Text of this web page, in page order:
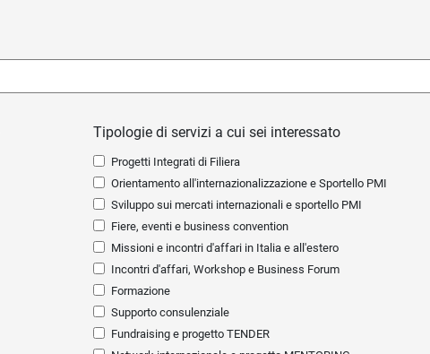
Tipologie di servizi a cui sei interessato
Progetti Integrati di Filiera
Orientamento all'internazionalizzazione e Sportello PMI
Sviluppo sui mercati internazionali e sportello PMI
Fiere, eventi e business convention
Missioni e incontri d'affari in Italia e all'estero
Incontri d'affari, Workshop e Business Forum
Formazione
Supporto consulenziale
Fundraising e progetto TENDER